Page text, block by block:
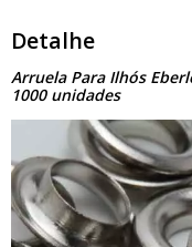
Detalhe
Arruela Para Ilhós
1000 unidades